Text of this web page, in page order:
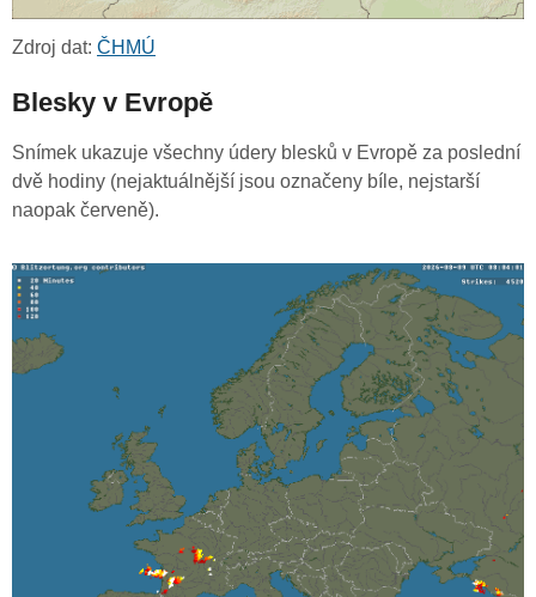
Zdroj dat: ČHMÚ
Blesky v Evropě
Snímek ukazuje všechny údery blesků v Evropě za poslední
dvě hodiny (nejaktuálnější jsou označeny bíle, nejstarší
naopak červeně).